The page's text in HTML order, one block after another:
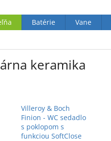
Batérie Vane
keramika
Villeroy & Boch
Finion - WC sedadlo
s poklopom s
funkciou SoftClose